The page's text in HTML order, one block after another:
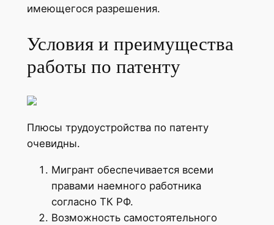
имеющегося разрешения.
Условия и преимущества
работы по патенту
Плюсы трудоустройства по патенту
очевидны.
Мигрант обеспечивается всеми
правами наемного работника
согласно ТК РФ.
Возможность самостоятельного